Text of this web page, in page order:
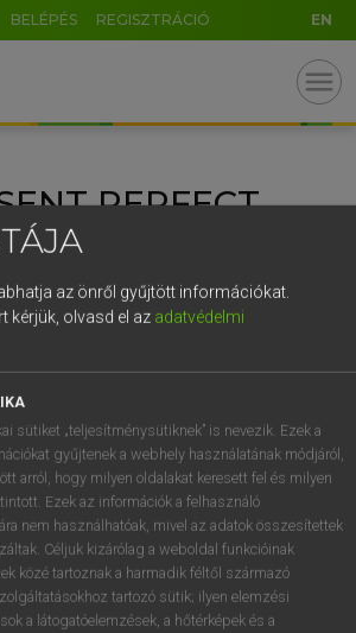
BELÉPÉS REGISZTRÁCIÓ EN
menu
PERFECT
NYELV
NÉMET NYELV
az önről gyűjtött információkat.
kérjük, olvasd el az adatvédelmi
sütiket „teljesítménysütiknek” is nevezik. Ezek a
gyűjtenek a webhely használatának módjáról,
arról, hogy milyen oldalakat keresett fel és milyen
Ezek az információk a felhasználó
nem használhatóak, mivel az adatok összesítettek
Céljuk kizárólag a weboldal funkcióinak
közé tartoznak a harmadik féltől származó
tartozó sütik; ilyen elemzési
a látogatóelemzések, a hőtérképek és a
l é á ű Ω
m ,